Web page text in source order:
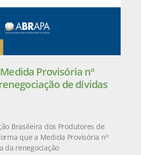
Provisória nº
de dívidas
Brasileira dos Produtores de
que a Medida Provisória nº
da renegociação